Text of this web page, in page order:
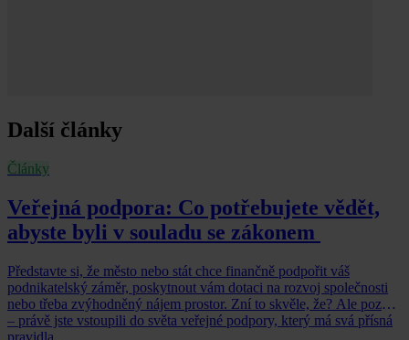
Další články
Články
Veřejná podpora: Co potřebujete vědět,
abyste byli v souladu se zákonem
Představte si, že město nebo stát chce finančně podpořit váš
podnikatelský záměr, poskytnout vám dotaci na rozvoj společnosti
nebo třeba zvýhodněný nájem prostor. Zní to skvěle, že? Ale pozor
– právě jste vstoupili do světa veřejné podpory, který má svá přísná
pravidla.